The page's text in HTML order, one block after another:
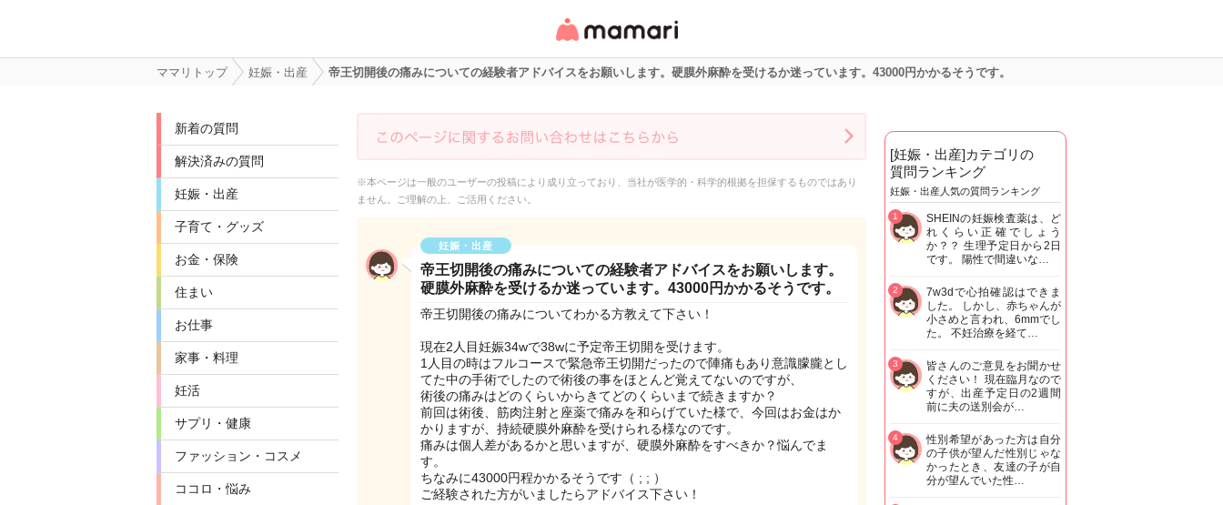
リ・情報サイト
ママリトップ 妊娠・出産 帝王切開後の痛みについての経験者アドバイスをお願いします。硬膜外麻酔を受けるか迷っています。43000円かかるそうです。
新着の質問
解決済みの質問
妊娠・出産
子育て・グッズ
お金・保険
住まい
お仕事
家事・料理
妊活
サプリ・健康
ファッション・コスメ
ココロ・悩み
※本ページは一般のユーザーの投稿により成り立っており、当社が医学的・科学的根拠を担保するものではあり
ません。ご理解の上、ご活用ください。
妊娠・出産
帝王切開後の痛みについての経験者アドバイスをお願いします。
硬膜外麻酔を受けるか迷っています。43000円かかるそうです。
帝王切開後の痛みについてわかる方教えて下さい！
現在2人目妊娠34wで38wに予定帝王切開を受けます。
1人目の時はフルコースで緊急帝王切開だったので陣痛もあり意識朦朧とし
てた中の手術でしたので術後の事をほとんど覚えてないのですが、
術後の痛みはどのくらいからきてどのくらいまで続きますか？
前回は術後、筋肉注射と座薬で痛みを和らげていた様で、今回はお金はか
かりますが、持続硬膜外麻酔を受けられる様なのです。
痛みは個人差があるかと思いますが、硬膜外麻酔をすべきか？悩んでま
す。
ちなみに43000円程かかるそうです（ ; ; ）
ご経験された方がいましたらアドバイス下さい！
[妊娠・出産]カテゴリの
質問ランキング
妊娠・出産人気の質問ランキング
SHEINの妊娠検査薬は、ど
れくらい正確でしょう
か？？ 生理予定日から2日
です。 陽性で間違いな…
1
7w3dで心拍確認はできま
した。 しかし、赤ちゃんが
小さめと言われ、6mmでし
た。 不妊治療を経て…
2
皆さんのご意見をお聞かせ
ください！ 現在臨月なので
すが、出産予定日の2週間
前に夫の送別会が…
3
性別希望があった方は自分
の子供が望んだ性別じゃな
かったとき、友達の子が自
分が望んでいた性…
4